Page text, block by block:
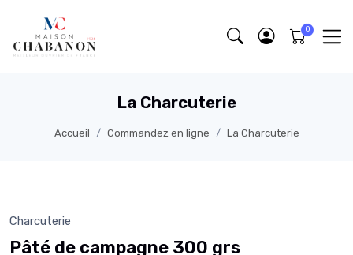
La Charcuterie
Accueil Commandez en ligne La Charcuterie
Charcuterie
Pâté de campagne 300 grs